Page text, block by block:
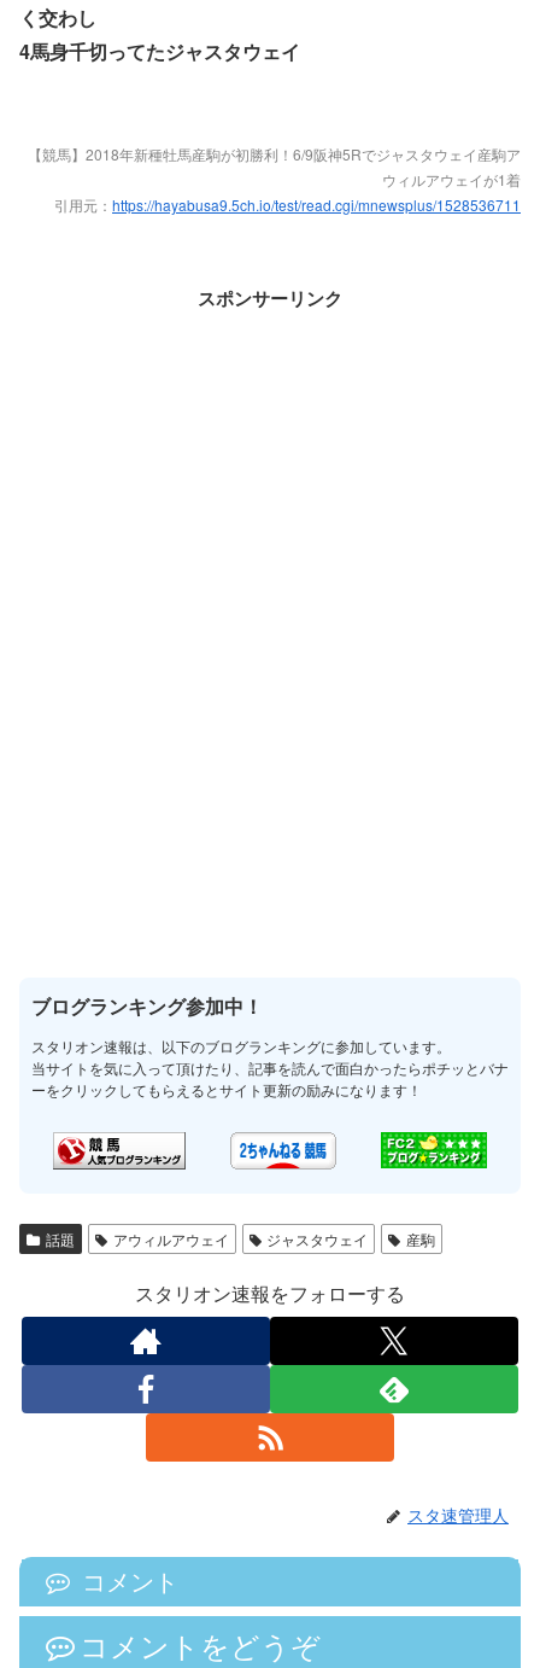
く交わし
4馬身千切ってたジャスタウェイ
【競馬】2018年新種牡馬産駒が初勝利！6/9阪神5Rでジャスタウェイ産駒ア
ウィルアウェイが1着
引用元： https://hayabusa9.5ch.io/test/read.cgi/mnewsplus/1528536711
スポンサーリンク
ブログランキング参加中！
スタリオン速報は、以下のブログランキングに参加しています。
当サイトを気に入って頂けたり、記事を読んで面白かったらポチッとバナ
ーをクリックしてもらえるとサイト更新の励みになります！
話題 アウィルアウェイ ジャスタウェイ 産駒
スタリオン速報をフォローする
スタ速管理人
コメント
コメントをどうぞ